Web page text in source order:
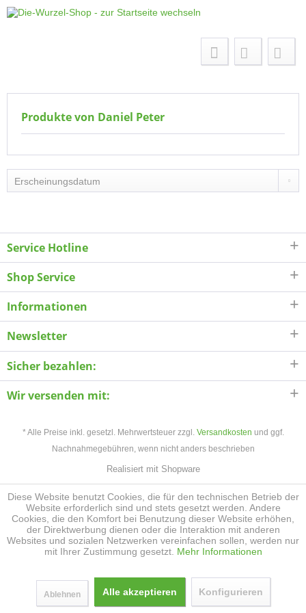
Produkte von Daniel Peter
Service Hotline
Shop Service
Informationen
Newsletter
Sicher bezahlen:
Wir versenden mit:
* Alle Preise inkl. gesetzl. Mehrwertsteuer zzgl. Versandkosten und ggf.
Nachnahmegebühren, wenn nicht anders beschrieben
Realisiert mit Shopware
Diese Website benutzt Cookies, die für den technischen Betrieb der
Website erforderlich sind und stets gesetzt werden. Andere
Cookies, die den Komfort bei Benutzung dieser Website erhöhen,
der Direktwerbung dienen oder die Interaktion mit anderen
Websites und sozialen Netzwerken vereinfachen sollen, werden nur
mit Ihrer Zustimmung gesetzt. Mehr Informationen
Ablehnen Alle akzeptieren Konfigurieren